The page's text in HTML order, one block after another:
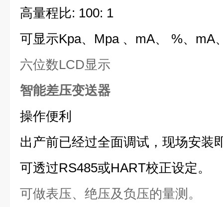
高量程比: 100: 1
可显示Kpa、Mpa 、mA、 %、mA
六位数LCD显示
智能差压变送器
操作便利
出产前已经过全面调试，现场安装
可透过RS485或HART校正设定。
可做表压、绝压及负压的量测。